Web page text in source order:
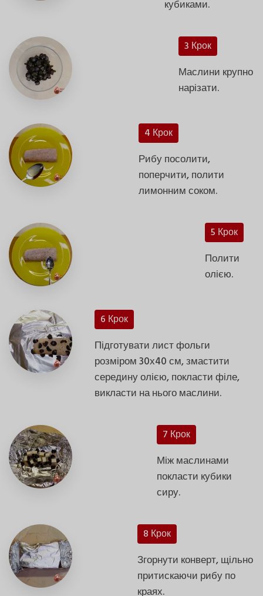
кубиками.
3 Крок
Маслини крупно
нарізати.
4 Крок
Рибу посолити,
поперчити, полити
лимонним соком.
5 Крок
Полити
олією.
6 Крок
Підготувати лист фольги
розміром 30х40 см, змастити
середину олією, покласти філе,
викласти на нього маслини.
7 Крок
Між маслинами
покласти кубики
сиру.
8 Крок
Згорнути конверт, щільно
притискаючи рибу по
краях.